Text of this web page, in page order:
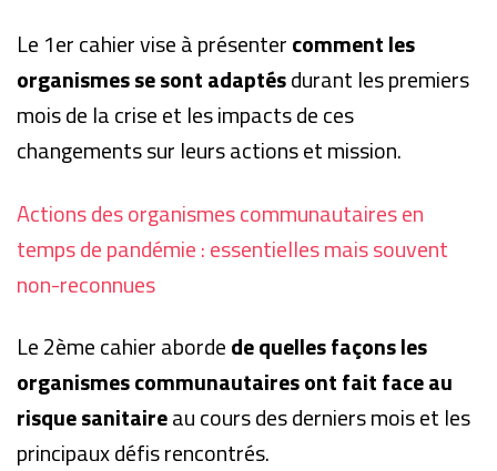
Le 1er cahier vise à présentercomment les
organismes se sont adaptésdurant les premiers
mois de la crise et les impacts de ces
changements sur leurs actions et mission.
Actions des organismes communautaires en
temps de pandémie : essentielles mais souvent
non-reconnues
Le 2ème cahier abordede quelles façons les
organismes communautaires ont fait face au
risque sanitaireau cours des derniers mois et les
principaux défis rencontrés.